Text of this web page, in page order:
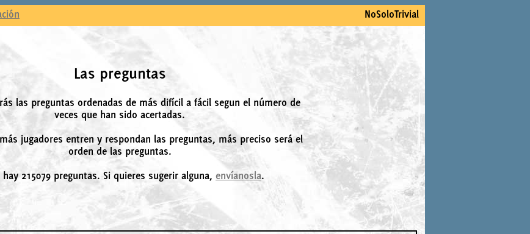
NoSoloTrivial
Las preguntas
las preguntas ordenadas de más difícil a fácil segun el número de
veces que han sido acertadas.
jugadores entren y respondan las preguntas, más preciso será el
orden de las preguntas.
hay 215079 preguntas. Si quieres sugerir alguna, envíanosla.